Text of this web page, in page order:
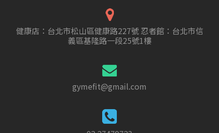
健康店：台北市松山區健康路227號 忍者館：台北市信
義區基隆路一段25號1樓
gymefit@gmail.com